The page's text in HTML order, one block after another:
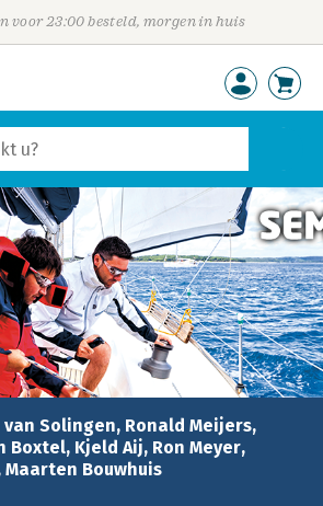
voor 23:00 besteld, morgen in huis
Solingen, Ronald Meijers,
Boxtel, Kjeld Aij, Ron Meyer,
Bouwhuis